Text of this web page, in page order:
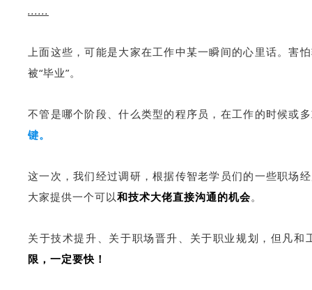
......
上面这些，可能是大家在工作中某一瞬间的心里话。害
被“毕业”。
不管是哪个阶段、什么类型的程序员，在工作的时候或
键。
这一次，我们经过调研，根据传智老学员们的一些职场
大家提供一个可以和技术大佬直接沟通的机会。
关于技术提升、关于职场晋升、关于职业规划，但凡和
限，一定要快！